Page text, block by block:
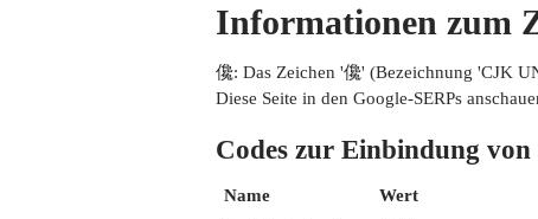
Informationen zum
儳: Das Zeichen '儳' (Bezeichnung 'CJK
Diese Seite in den Google-SERPs
Codes zur Einbindung
Name
Wert